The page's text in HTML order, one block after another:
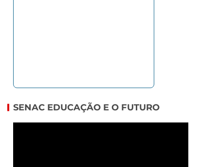
SENAC EDUCAÇÃO E O FUTURO